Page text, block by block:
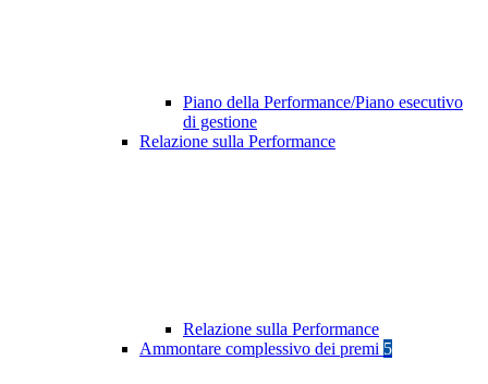
Piano della Performance/Piano esecutivo
di gestione
Relazione sulla Performance
Relazione sulla Performance
Ammontare complessivo dei premi 5